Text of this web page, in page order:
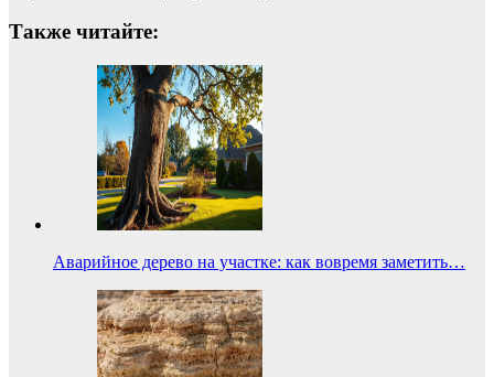
Также читайте:
Аварийное дерево на участке: как вовремя заметить…